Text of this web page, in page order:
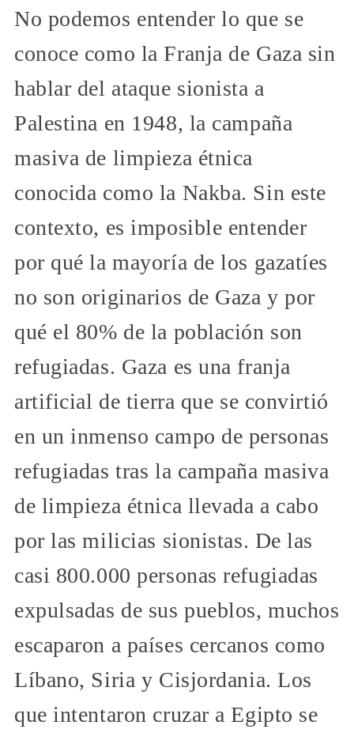
No podemos entender lo que se
conoce como la Franja de Gaza sin
hablar del ataque sionista a
Palestina en 1948, la campaña
masiva de limpieza étnica
conocida como la Nakba. Sin este
contexto, es imposible entender
por qué la mayoría de los gazatíes
no son originarios de Gaza y por
qué el 80% de la población son
refugiadas. Gaza es una franja
artificial de tierra que se convirtió
en un inmenso campo de personas
refugiadas tras la campaña masiva
de limpieza étnica llevada a cabo
por las milicias sionistas. De las
casi 800.000 personas refugiadas
expulsadas de sus pueblos, muchos
escaparon a países cercanos como
Líbano, Siria y Cisjordania. Los
que intentaron cruzar a Egipto se